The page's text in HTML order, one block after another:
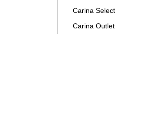
Carina Select
Carina Outlet